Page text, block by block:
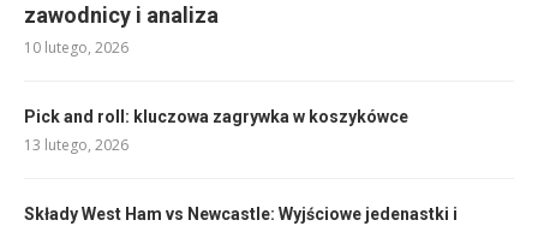
zawodnicy i analiza
10 lutego, 2026
Pick and roll: kluczowa zagrywka w koszykówce
13 lutego, 2026
Składy West Ham vs Newcastle: Wyjściowe jedenastki i